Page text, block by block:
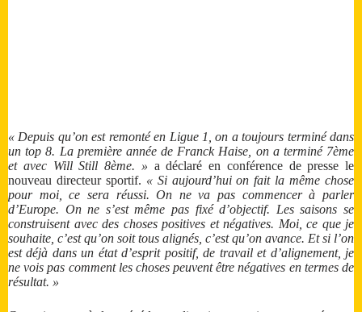
« Depuis qu’on est remonté en Ligue 1, on a toujours terminé dans
un top 8. La première année de Franck Haise, on a terminé 7ème
et avec Will Still 8ème. » a déclaré en conférence de presse le
nouveau directeur sportif. « Si aujourd’hui on fait la même chose
pour moi, ce sera réussi. On ne va pas commencer à parler
d’Europe. On ne s’est même pas fixé d’objectif. Les saisons se
construisent avec des choses positives et négatives. Moi, ce que je
souhaite, c’est qu’on soit tous alignés, c’est qu’on avance. Et si l’on
est déjà dans un état d’esprit positif, de travail et d’alignement, je
ne vois pas comment les choses peuvent être négatives en termes de
résultat. »